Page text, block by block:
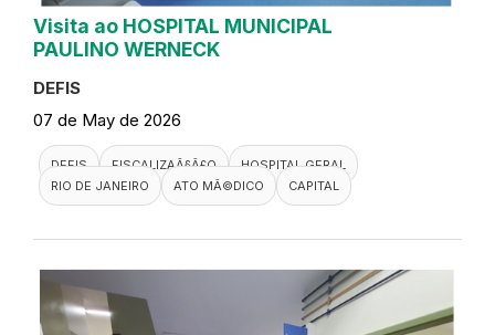
Visita ao HOSPITAL MUNICIPAL
PAULINO WERNECK
DEFIS
07 de May de 2026
DEFIS FISCALIZAÃ§Ã£O
HOSPITAL GERAL
RIO DE JANEIRO
ATO MÃ©DICO CAPITAL